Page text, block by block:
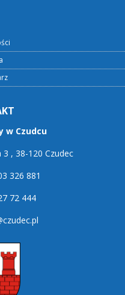
w Czudcu
, 38-120 Czudec
326 881
72 444